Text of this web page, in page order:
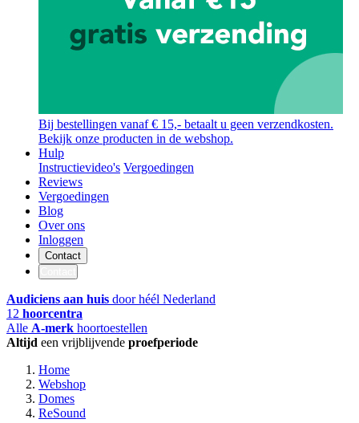
Bij bestellingen vanaf € 15,- betaalt u geen verzendkosten.
Bekijk onze producten in de webshop.
Hulp
Instructievideo's Vergoedingen
Reviews
Vergoedingen
Blog
Over ons
Inloggen
Contact
Audiciens aan huis door héél Nederland
12 hoorcentra
Alle A-merk hoortoestellen
Altijd een vrijblijvende proefperiode
Home
Webshop
Domes
ReSound